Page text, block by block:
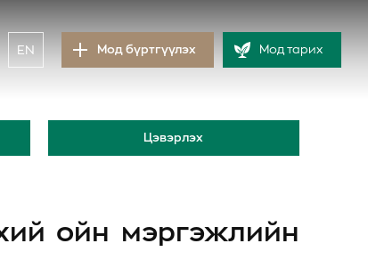
EN Мод бүртгүүлэх Мод тарих
Цэвэрлэх
ойн мэргэжлийн